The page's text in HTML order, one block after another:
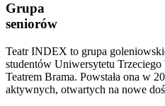
Grupa
seniorów
Teatr INDEX to grupa
studentów Uniwersytetu Trzeciego
Teatrem Brama. Powstała ona w
aktywnych, otwartych na nowe